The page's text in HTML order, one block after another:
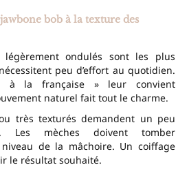
bob à la texture des
légèrement ondulés sont les plus
peu d’effort au quotidien.
à la française » leur convient
naturel fait tout le charme.
très texturés demandent un peu
Les mèches doivent tomber
de la mâchoire. Un coiffage
le résultat souhaité.